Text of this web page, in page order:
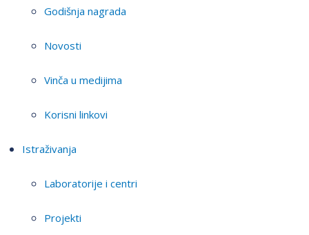
Godišnja nagrada
Novosti
Vinča u medijima
Korisni linkovi
Istraživanja
Laboratorije i centri
Projekti